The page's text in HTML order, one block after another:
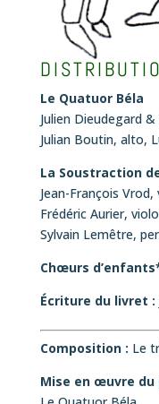
Le Quatuor Béla
Julien Dieudegard
Julian Boutin, alto,
La Soustraction
Jean-François Vrod,
Frédéric Aurier,
Sylvain Lemêtre,
Chœurs
Écriture du livret :
Composition : Le
Mise en œuvre